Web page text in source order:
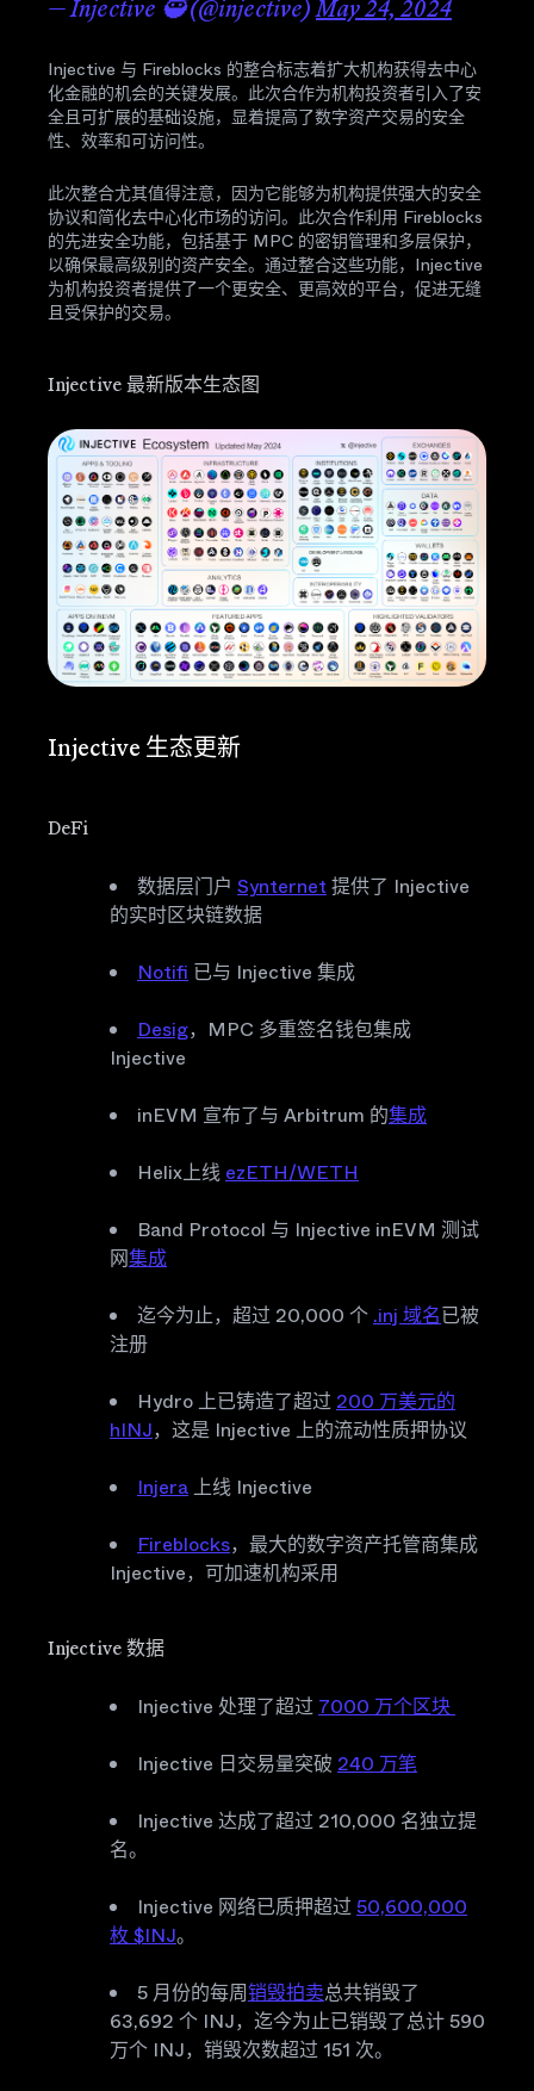
— Injective 🥷 (@injective)May 24, 2024
Injective 与 Fireblocks 的整合标志着扩大机构获得去中心
化金融的机会的关键发展。此次合作为机构投资者引入了安
全且可扩展的基础设施，显着提高了数字资产交易的安全
性、效率和可访问性。
此次整合尤其值得注意，因为它能够为机构提供强大的安全
协议和简化去中心化市场的访问。此次合作利用 Fireblocks
的先进安全功能，包括基于 MPC 的密钥管理和多层保护，
以确保最高级别的资产安全。通过整合这些功能，Injective
为机构投资者提供了一个更安全、更高效的平台，促进无缝
且受保护的交易。
Injective 最新版本生态图
Injective 生态更新
DeFi
数据层门户 Synternet提供了 Injective
的实时区块链数据
Notifi 已与 Injective 集成
Desig，MPC 多重签名钱包集成
Injective
inEVM 宣布了与 Arbitrum 的集成
Helix上线 ezETH/WETH
Band Protocol 与 Injective inEVM 测试
网集成
迄今为止，超过 20,000 个 .inj 域名已被
注册
Hydro 上已铸造了超过 200 万美元的
hINJ，这是 Injective 上的流动性质押协议
Injera上线 Injective
Fireblocks，最大的数字资产托管商集成
Injective，可加速机构采用
Injective 数据
Injective 处理了超过 7000 万个区块
Injective 日交易量突破 240 万笔
Injective 达成了超过 210,000 名独立提
名。
Injective 网络已质押超过50,600,000
枚 $INJ。
5 月份的每周销毁拍卖总共销毁了
63,692 个 INJ，迄今为止已销毁了总计 590
万个 INJ，销毁次数超过 151 次。